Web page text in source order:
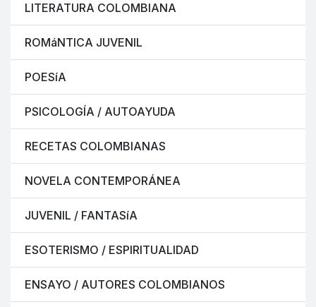
LITERATURA COLOMBIANA
ROMáNTICA JUVENIL
POESíA
PSICOLOGÍA / AUTOAYUDA
RECETAS COLOMBIANAS
NOVELA CONTEMPORÁNEA
JUVENIL / FANTASíA
ESOTERISMO / ESPIRITUALIDAD
ENSAYO / AUTORES COLOMBIANOS